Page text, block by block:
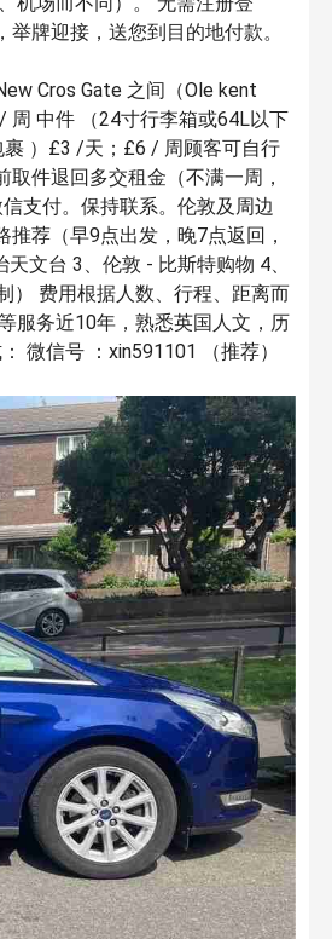
牌迎接，送您到目的地付款。
Cros Gate 之间（Ole kent
周 中件 （24寸行李箱或64L以下
）£3 /天；£6 / 周顾客可自行
件退回多交租金（不满一周，
支付。保持联系。伦敦及周边
荐（早9点出发，晚7点返回，
文台 3、伦敦 - 比斯特购物 4、
） 费用根据人数、行程、距离而
服务近10年，熟悉英国人文，历
微信号 ：xin591101 （推荐）